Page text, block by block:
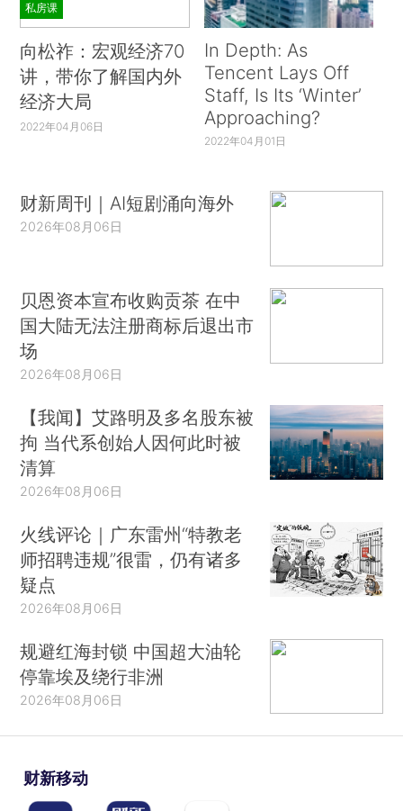
私房课
向松祚：宏观经济70
讲，带你了解国内外
经济大局
2022年04月06日
In Depth: As
Tencent Lays Off
Staff, Is Its ‘Winter’
Approaching?
2022年04月01日
财新周刊｜AI短剧涌向海外
2026年08月06日
贝恩资本宣布收购贡茶 在中
国大陆无法注册商标后退出市
场
2026年08月06日
【我闻】艾路明及多名股东被
拘 当代系创始人因何此时被
清算
2026年08月06日
火线评论｜广东雷州“特教老
师招聘违规”很雷，仍有诸多
疑点
2026年08月06日
规避红海封锁 中国超大油轮
停靠埃及绕行非洲
2026年08月06日
财新移动